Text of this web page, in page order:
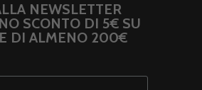
NEWSLETTER
SCONTO DI 5€ SU
DI ALMENO 200€